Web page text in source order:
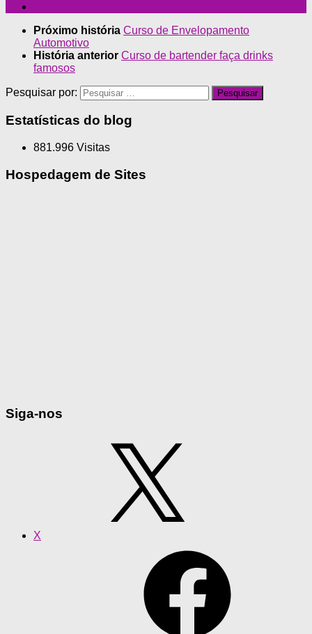
Próximo história Curso de Envelopamento
Automotivo
História anterior Curso de bartender faça drinks
famosos
Pesquisar por:
Estatísticas do blog
881.996 Visitas
Hospedagem de Sites
Siga-nos
X